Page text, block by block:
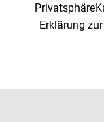
Privatsphäre
Erklärung